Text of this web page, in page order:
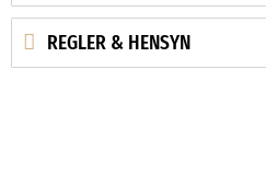
REGLER & HENSYN